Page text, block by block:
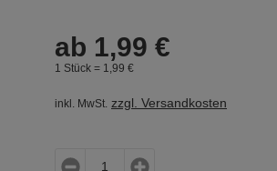
ab 1,99 €
1 Stück = 1, 99 €
inkl. MwSt. zzgl. Versandkosten